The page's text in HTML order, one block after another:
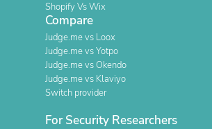
Shopify Vs Wix
Compare
Judge.me vs Loox
Judge.me vs Yotpo
Judge.me vs Okendo
Judge.me vs Klaviyo
Switch provider
For Security Researchers